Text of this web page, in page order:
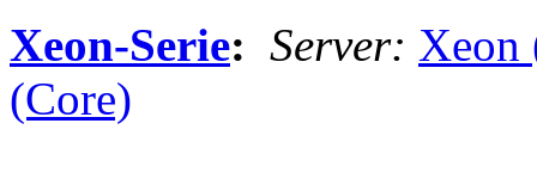
Xeon-Serie: Server: Xeon
(Core)